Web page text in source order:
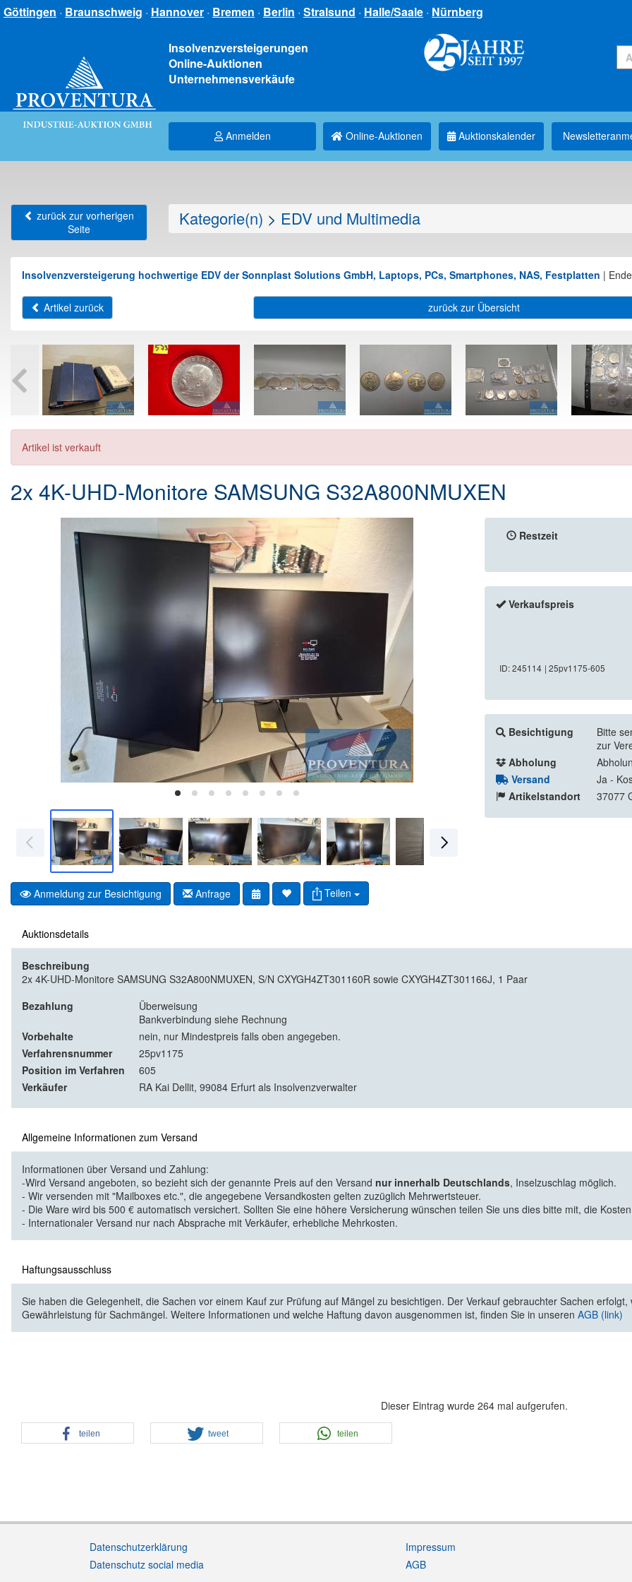
Göttingen · Braunschweig · Hannover · Bremen · Berlin · Stralsund · Halle/Saale · Nürnberg
Insolvenzversteigerungen
Online-Auktionen
Unternehmensverkäufe
Anmelden Online-Auktionen Auktionskalender
zurück zur vorherigen
Seite
Kategorie(n) > EDV und Multimedia
Insolvenzversteigerung hochwertige EDV der Sonnplast Solutions GmbH, Laptops, PCs, Smartphones, NAS, Festplatten |
Artikel zurück zurück zur Übersicht
Artikel ist verkauft
2x 4K-UHD-Monitore SAMSUNG S32A800NMUXEN
Anmeldung zur Besichtigung Anfrage Teilen
Restzeit
Verkaufspreis
ID: 245114 | 25pv1175-605
Besichtigung
Bitte
zur
Abholung
Versand
Ja -
Artikelstandort
37077
Auktionsdetails
Beschreibung
2x 4K-UHD-Monitore SAMSUNG S32A800NMUXEN, S/N CXYGH4ZT301160R sowie CXYGH4ZT301166J, 1 Paar
Bezahlung
Überweisung
Bankverbindung siehe Rechnung
Vorbehalte
nein, nur Mindestpreis falls oben angegeben.
Verfahrensnummer
25pv1175
Position im Verfahren
605
Verkäufer
RA Kai Dellit, 99084 Erfurt als Insolvenzverwalter
Allgemeine Informationen zum Versand
Informationen über Versand und Zahlung:
-Wird Versand angeboten, so bezieht sich der genannte Preis auf den Versand nur innerhalb Deutschlands, Inselzuschlag möglich.
- Wir versenden mit "Mailboxes etc.", die angegebene Versandkosten gelten zuzüglich Mehrwertsteuer.
- Die Ware wird bis 500 € automatisch versichert. Sollten Sie eine höhere Versicherung wünschen teilen Sie uns dies bitte mit, die
- Internationaler Versand nur nach Absprache mit Verkäufer, erhebliche Mehrkosten.
Haftungsausschluss
Sie haben die Gelegenheit, die Sachen vor einem Kauf zur Prüfung auf Mängel zu besichtigen. Der Verkauf gebrauchter Sachen
Gewährleistung für Sachmängel. Weitere Informationen und welche Haftung davon ausgenommen ist, finden Sie in unseren AGB (link)
Dieser Eintrag wurde 264 mal aufgerufen.
teilen tweet teilen
Datenschutzerklärung
Datenschutz social media
Impressum
AGB